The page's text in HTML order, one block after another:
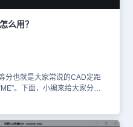
么用？
分也就是大家常说的CAD定距
。下面，小编来给大家分享
按回车键确认，然后选择要定距